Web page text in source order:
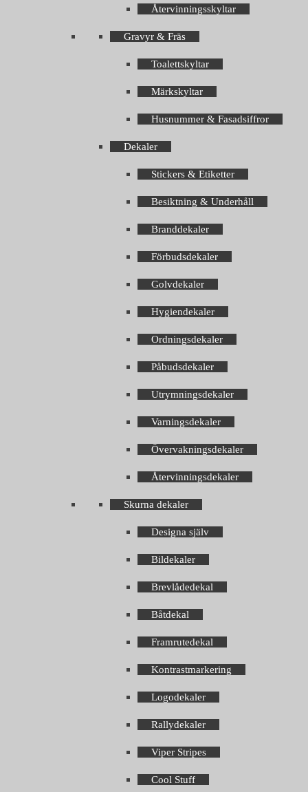
Återvinningsskyltar
Gravyr & Fräs
Toalettskyltar
Märkskyltar
Husnummer & Fasadsiffror
Dekaler
Stickers & Etiketter
Besiktning & Underhåll
Branddekaler
Förbudsdekaler
Golvdekaler
Hygiendekaler
Ordningsdekaler
Påbudsdekaler
Utrymningsdekaler
Varningsdekaler
Övervakningsdekaler
Återvinningsdekaler
Skurna dekaler
Designa själv
Bildekaler
Brevlådedekal
Båtdekal
Framrutedekal
Kontrastmarkering
Logodekaler
Rallydekaler
Viper Stripes
Cool Stuff